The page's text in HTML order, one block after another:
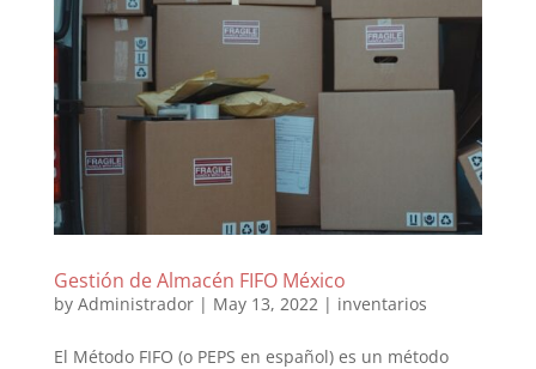
Gestión de Almacén FIFO México
by Administrador| May 13, 2022| inventarios
El Método FIFO (o PEPS en español) es un método